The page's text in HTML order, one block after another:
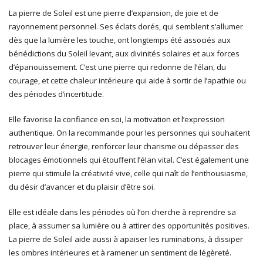
La pierre de Soleil est une pierre d’expansion, de joie et de
rayonnement personnel. Ses éclats dorés, qui semblent s’allumer
dès que la lumière les touche, ont longtemps été associés aux
bénédictions du Soleil levant, aux divinités solaires et aux forces
d’épanouissement. C’est une pierre qui redonne de l’élan, du
courage, et cette chaleur intérieure qui aide à sortir de l’apathie ou
des périodes d’incertitude.
Elle favorise la confiance en soi, la motivation et l’expression
authentique. On la recommande pour les personnes qui souhaitent
retrouver leur énergie, renforcer leur charisme ou dépasser des
blocages émotionnels qui étouffent l’élan vital. C’est également une
pierre qui stimule la créativité vive, celle qui naît de l’enthousiasme,
du désir d’avancer et du plaisir d’être soi.
Elle est idéale dans les périodes où l’on cherche à reprendre sa
place, à assumer sa lumière ou à attirer des opportunités positives.
La pierre de Soleil aide aussi à apaiser les ruminations, à dissiper
les ombres intérieures et à ramener un sentiment de légèreté.